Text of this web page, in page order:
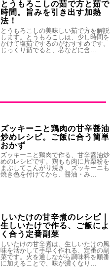
とうもろこしの茹で方と茹で
時間。旨みを引き出す加熱
法！
とうもろこしの美味しい茹で方を解説
します。とうもろこしは、少し時間を
かけて塩茹でするのがおすすめです。
じっくり茹でると、芯などに含…
ズッキーニと鶏肉の甘辛醤油
炒めレシピ。ご飯に合う簡単
おかず
ズッキーニと鶏肉で作る、甘辛醤油炒
めのレシピです。鶏もも肉に片栗粉を
まぶしてこんがり焼き、ズッキーニも
焼き色を付けてから、醤油・み…
しいたけの甘辛煮のレシピ｜
生しいたけで作る、ご飯によ
く合う定番副菜
しいたけの甘辛煮は、生しいたけの風
味を活かして手早く作れる、定番の副
菜です。火を通しながら調味料を順番
に加えることで、味が濃くなり…